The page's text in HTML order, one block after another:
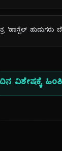
'ಹಾಸ್ಟೆಲ್ ಹುಡುಗರು
ದಿನ ವಿಶೇಷಕ್ಕೆ